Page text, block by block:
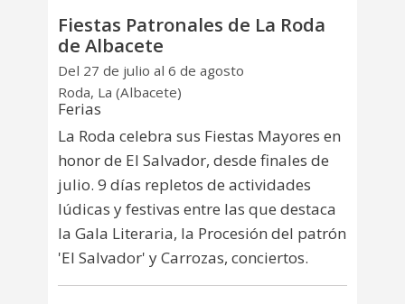
Fiestas Patronales de La Roda
de Albacete
Del 27 de julio al 6 de agosto
Roda, La (Albacete)
Ferias
La Roda celebra sus Fiestas Mayores en
honor de El Salvador, desde finales de
julio. 9 días repletos de actividades
lúdicas y festivas entre las que destaca
la Gala Literaria, la Procesión del patrón
'El Salvador' y Carrozas, conciertos.